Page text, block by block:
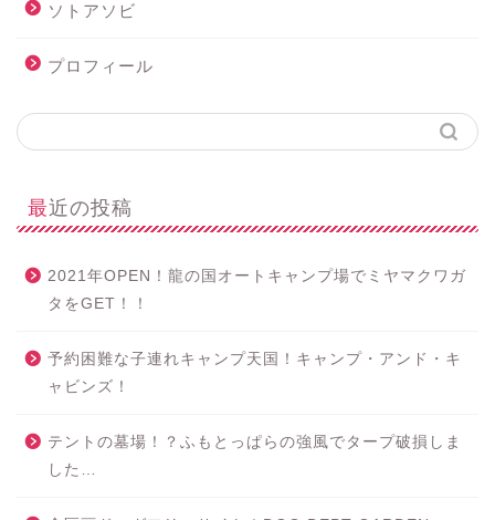
ソトアソビ
プロフィール
最近の投稿
2021年OPEN！龍の国オートキャンプ場でミヤマクワガ
タをGET！！
予約困難な子連れキャンプ天国！キャンプ・アンド・キ
ャビンズ！
テントの墓場！？ふもとっぱらの強風でタープ破損しま
した…